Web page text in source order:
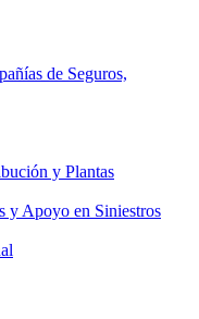
de Seguros,
y Plantas
y Apoyo en Siniestros